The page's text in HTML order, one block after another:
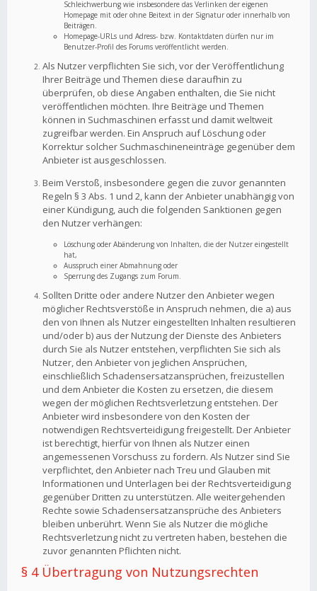
Schleichwerbung wie insbesondere das Verlinken der eigenen
Homepage mit oder ohne Beitext in der Signatur oder innerhalb von
Beiträgen.
Homepage-URLs und Adress- bzw. Kontaktdaten dürfen nur im
Benutzer-Profil des Forums veröffentlicht werden.
Als Nutzer verpflichten Sie sich, vor der Veröffentlichung
Ihrer Beiträge und Themen diese daraufhin zu
überprüfen, ob diese Angaben enthalten, die Sie nicht
veröffentlichen möchten. Ihre Beiträge und Themen
können in Suchmaschinen erfasst und damit weltweit
zugreifbar werden. Ein Anspruch auf Löschung oder
Korrektur solcher Suchmaschineneinträge gegenüber dem
Anbieter ist ausgeschlossen.
Beim Verstoß, insbesondere gegen die zuvor genannten
Regeln § 3 Abs. 1 und 2, kann der Anbieter unabhängig von
einer Kündigung, auch die folgenden Sanktionen gegen
den Nutzer verhängen:
Löschung oder Abänderung von Inhalten, die der Nutzer eingestellt
hat,
Ausspruch einer Abmahnung oder
Sperrung des Zugangs zum Forum.
Sollten Dritte oder andere Nutzer den Anbieter wegen
möglicher Rechtsverstöße in Anspruch nehmen, die a) aus
den von Ihnen als Nutzer eingestellten Inhalten resultieren
und/oder b) aus der Nutzung der Dienste des Anbieters
durch Sie als Nutzer entstehen, verpflichten Sie sich als
Nutzer, den Anbieter von jeglichen Ansprüchen,
einschließlich Schadensersatzansprüchen, freizustellen
und dem Anbieter die Kosten zu ersetzen, die diesem
wegen der möglichen Rechtsverletzung entstehen. Der
Anbieter wird insbesondere von den Kosten der
notwendigen Rechtsverteidigung freigestellt. Der Anbieter
ist berechtigt, hierfür von Ihnen als Nutzer einen
angemessenen Vorschuss zu fordern. Als Nutzer sind Sie
verpflichtet, den Anbieter nach Treu und Glauben mit
Informationen und Unterlagen bei der Rechtsverteidigung
gegenüber Dritten zu unterstützen. Alle weitergehenden
Rechte sowie Schadensersatzansprüche des Anbieters
bleiben unberührt. Wenn Sie als Nutzer die mögliche
Rechtsverletzung nicht zu vertreten haben, bestehen die
zuvor genannten Pflichten nicht.
§ 4 Übertragung von Nutzungsrechten